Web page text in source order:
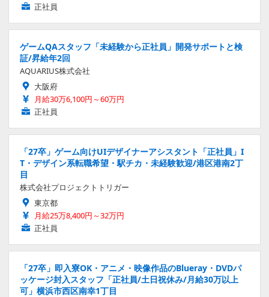
正社員
ゲームQAスタッフ「未経験から正社員」開発サポートと検
証/昇給年2回
AQUARIUS株式会社
大阪府
月給30万6,100円～60万円
正社員
「27卒」ゲーム向けUIデザイナーアシスタント「正社員」I
T・デザイン系転職希望・駅チカ・未経験歓迎/港区港南2丁
目
株式会社プロジェクトトリガー
東京都
月給25万8,400円～32万円
正社員
「27卒」即入寮OK・アニメ・映像作品のBlueray・DVDパ
ッケージ封入スタッフ「正社員/土日祝休み/月給30万以上
可」横浜市西区南幸1丁目